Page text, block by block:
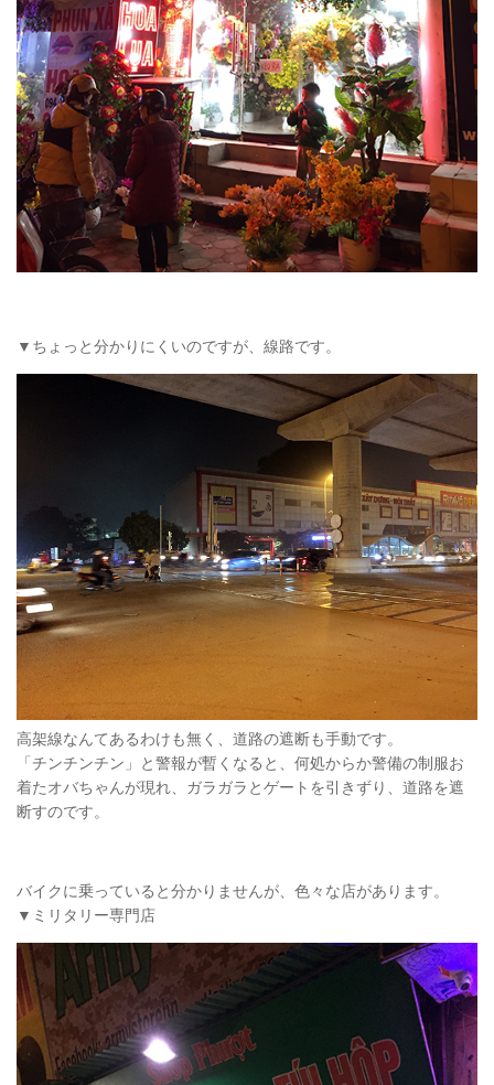
▼ちょっと分かりにくいのですが、線路です。
高架線なんてあるわけも無く、道路の遮断も手動です。
「チンチンチン」と警報が暫くなると、何処からか警備の制服お
着たオバちゃんが現れ、ガラガラとゲートを引きずり、道路を遮
断すのです。
バイクに乗っていると分かりませんが、色々な店があります。
▼ミリタリー専門店